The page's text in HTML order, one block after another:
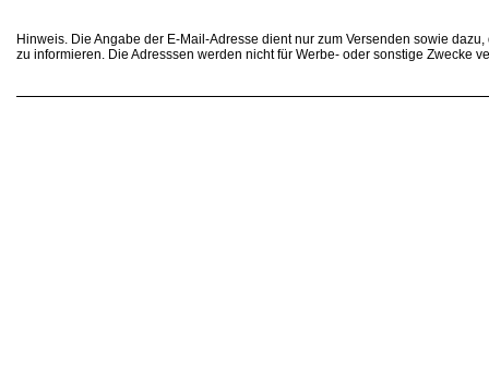
Hinweis. Die Angabe der E-Mail-Adresse dient nur zum Versenden sowie
zu informieren. Die Adresssen werden nicht für Werbe- oder sonstige Zwecke